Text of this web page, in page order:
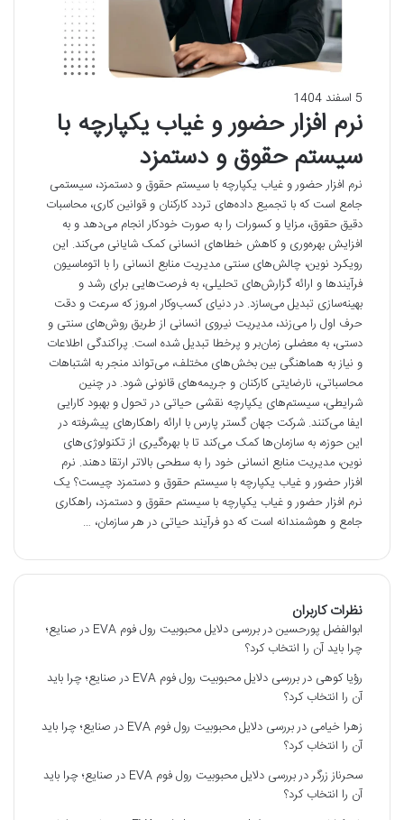
5 اسفند 1404
نرم افزار حضور و غیاب یکپارچه با
سیستم حقوق و دستمزد
نرم افزار حضور و غیاب یکپارچه با سیستم حقوق و دستمزد، سیستمی
جامع است که با تجمیع داده‌های تردد کارکنان و قوانین کاری، محاسبات
دقیق حقوق، مزایا و کسورات را به صورت خودکار انجام می‌دهد و به
افزایش بهره‌وری و کاهش خطاهای انسانی کمک شایانی می‌کند. این
رویکرد نوین، چالش‌های سنتی مدیریت منابع انسانی را با اتوماسیون
فرآیندها و ارائه گزارش‌های تحلیلی، به فرصت‌هایی برای رشد و
بهینه‌سازی تبدیل می‌سازد. در دنیای کسب‌وکار امروز که سرعت و دقت
حرف اول را می‌زند، مدیریت نیروی انسانی از طریق روش‌های سنتی و
دستی، به معضلی زمان‌بر و پرخطا تبدیل شده است. پراکندگی اطلاعات
و نیاز به هماهنگی بین بخش‌های مختلف، می‌تواند منجر به اشتباهات
محاسباتی، نارضایتی کارکنان و جریمه‌های قانونی شود. در چنین
شرایطی، سیستم‌های یکپارچه نقشی حیاتی در تحول و بهبود کارایی
ایفا می‌کنند. شرکت جهان گستر پارس با ارائه راهکارهای پیشرفته در
این حوزه، به سازمان‌ها کمک می‌کند تا با بهره‌گیری از تکنولوژی‌های
نوین، مدیریت منابع انسانی خود را به سطحی بالاتر ارتقا دهند. نرم
افزار حضور و غیاب یکپارچه با سیستم حقوق و دستمزد چیست؟ یک
نرم افزار حضور و غیاب یکپارچه با سیستم حقوق و دستمزد، راهکاری
جامع و هوشمندانه است که دو فرآیند حیاتی در هر سازمان، …
نظرات کاربران
ابوالفضل پورحسیندر
بررسی دلایل محبوبیت رول فوم EVA در صنایع؛
چرا باید آن را انتخاب کرد؟
رؤیا کوهی در
بررسی دلایل محبوبیت رول فوم EVA در صنایع؛ چرا باید
آن را انتخاب کرد؟
زهرا خیامی در
بررسی دلایل محبوبیت رول فوم EVA در صنایع؛ چرا باید
آن را انتخاب کرد؟
سحرناز زرگردر
بررسی دلایل محبوبیت رول فوم EVA در صنایع؛ چرا باید
آن را انتخاب کرد؟